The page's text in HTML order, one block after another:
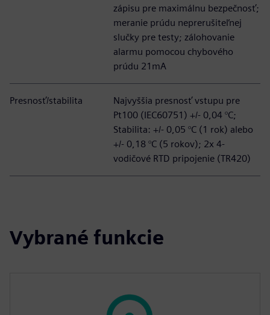
zápisu pre maximálnu bezpečnosť;
meranie prúdu neprerušiteľnej
slučky pre testy; zálohovanie
alarmu pomocou chybového
prúdu 21mA
Presnosť/stabilita
Najvyššia presnosť vstupu pre
Pt100 (IEC60751) +/- 0,04 °C;
Stabilita: +/- 0,05 °C (1 rok) alebo
+/- 0,18 °C (5 rokov); 2x 4-
vodičové RTD pripojenie (TR420)
Vybrané funkcie